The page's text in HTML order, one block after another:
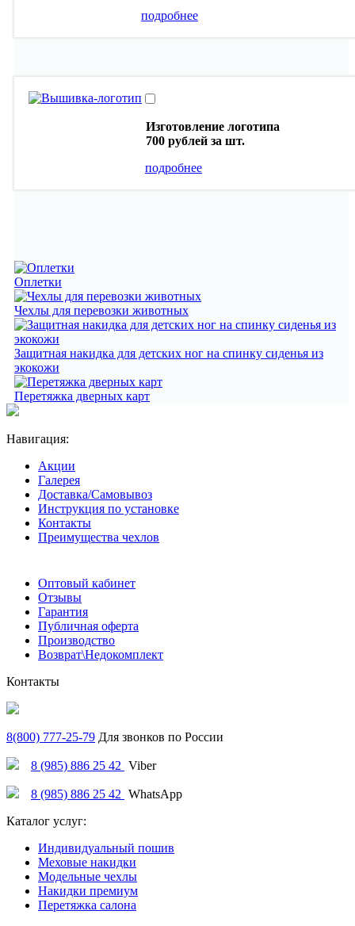
подробнее
Изготовление логотипа
700 рублей за шт.
подробнее
Оплетки
Чехлы для перевозки животных
Защитная накидка для детских ног на спинку сиденья из
экокожи
Перетяжка дверных карт
Навигация:
Акции
Галерея
Доставка/Самовывоз
Инструкция по установке
Контакты
Преимущества чехлов
Оптовый кабинет
Отзывы
Гарантия
Публичная оферта
Производство
Возврат\Недокомплект
Контакты
8(800) 777-25-79 Для звонков по России
8 (985) 886 25 42 Viber
8 (985) 886 25 42 WhatsApp
Каталог услуг:
Индивидуальный пошив
Меховые накидки
Модельные чехлы
Накидки премиум
Перетяжка салона